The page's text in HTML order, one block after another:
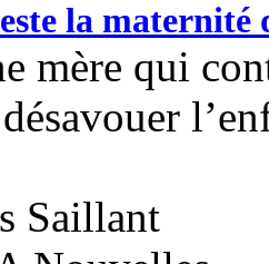
la
mère qui
Saillant